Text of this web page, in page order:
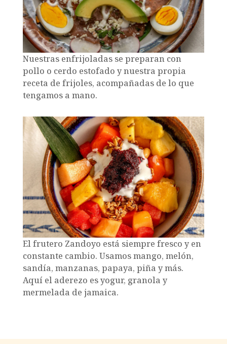
Nuestras enfrijoladas se preparan con
pollo o cerdo estofado y nuestra propia
receta de frijoles, acompañadas de lo que
tengamos a mano.
El frutero Zandoyo está siempre fresco y en
constante cambio. Usamos mango, melón,
sandía, manzanas, papaya, piña y más.
Aquí el aderezo es yogur, granola y
mermelada de jamaica.